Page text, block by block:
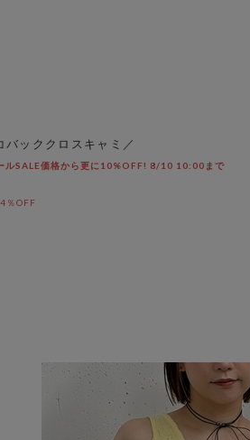
バッククロスキャミ／
ルSALE価格から更に10%OFF! 8/10 10:00まで
％OFF